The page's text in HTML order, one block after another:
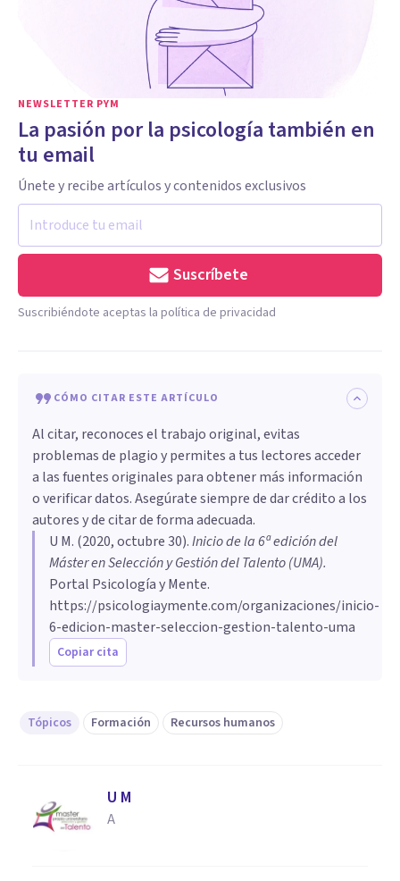
NEWSLETTER PYM
La pasión por la psicología también en
tu email
Únete y recibe artículos y contenidos exclusivos
Suscríbete
Suscribiéndote aceptas la política de privacidad
CÓMO CITAR ESTE ARTÍCULO
Al citar, reconoces el trabajo original, evitas
problemas de plagio y permites a tus lectores acceder
a las fuentes originales para obtener más información
o verificar datos. Asegúrate siempre de dar crédito a los
autores y de citar de forma adecuada.
U M. (2020, octubre 30).Inicio de la 6ª edición del
Máster en Selección y Gestión del Talento (UMA).
Portal Psicología y Mente.
https://psicologiaymente.com/organizaciones/inicio-
6-edicion-master-seleccion-gestion-talento-uma
Copiar cita
Tópicos Formación Recursos humanos
U M
A